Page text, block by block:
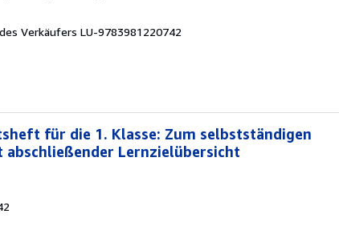
Verkäufers LU-9783981220742
für die 1. Klasse: Zum selbstständigen
Lernzielübersicht